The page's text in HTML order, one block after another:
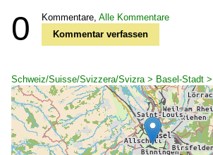
0 Kommentare, Alle Kommentare
Kommentar verfassen
Schweiz/Suisse/Svizzera/Svizra > Basel-Stadt